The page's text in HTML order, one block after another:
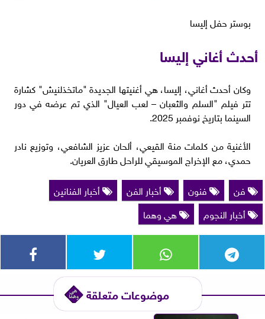
بوستر حفل إليسا
أحدث أغاني إليسا
وكان أحدث أغاني، إليسا، هي أغنيتها الجديدة "ماتخذلنيش" كشارة
تتر فيلم "السلم والثعبان – لعب العيال" الذي تم عرضه في دور
السينما بتاريخ نوفمبر 2025.
الأغنية من كلمات منة القيعي، ألحان عزيز الشافعي، وتوزيع نادر
حمدي، مع الإخراج الموسيقي للراحل طارق العريان.
فن
فنون أخبار الفن
أخبار الفنانين
أخبار النجوم
هي وهما
موضوعات متعلقة